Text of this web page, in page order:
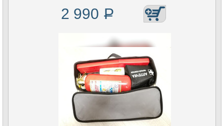
2 990 Р